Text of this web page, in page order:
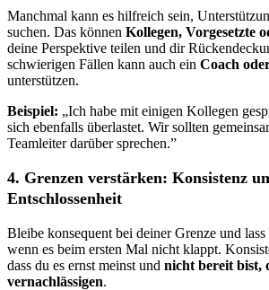
Manchmal kann es hilfreich sein,
suchen. Das können Kollegen, Vorgesetzte
deine Perspektive teilen und dir
schwierigen Fällen kann auch ein Coach
unterstützen.
Beispiel: „Ich habe mit einigen Kollegen
sich ebenfalls überlastet. Wir sollten
Teamleiter darüber sprechen.”
4. Grenzen verstärken: Konsistenz
Entschlossenheit
Bleibe konsequent bei deiner Grenze und
wenn es beim ersten Mal nicht klappt.
dass du es ernst meinst und nicht bereit bist,
vernachlässigen.